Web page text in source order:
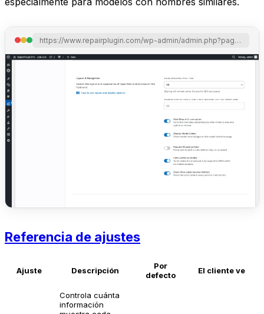
https://www.repairplugin.com/wp-admin/admin.php?page=wp_repair_settings&section=styling
Referencia de ajustes
Ajuste Descripción
Por
defecto
El cliente ve
Controla cuánta
información